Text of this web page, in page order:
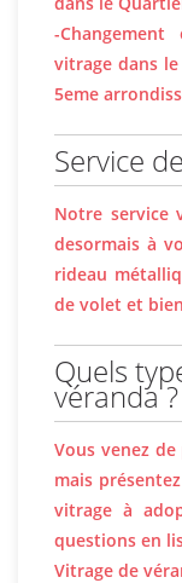
-
vitrage dans
5eme
Service
Notre service
desormais à
rideau
de volet et
Quels
véranda ?
Vous venez
mais
vitrage à
questions en
Vitrage de